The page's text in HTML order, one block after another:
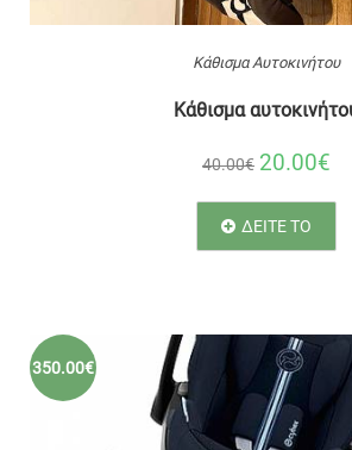
Κάθισμα Αυτοκινήτου
Κάθισμα
40.00€ 20.00€
ΔΕΙΤΕ ΤΟ
350.00€